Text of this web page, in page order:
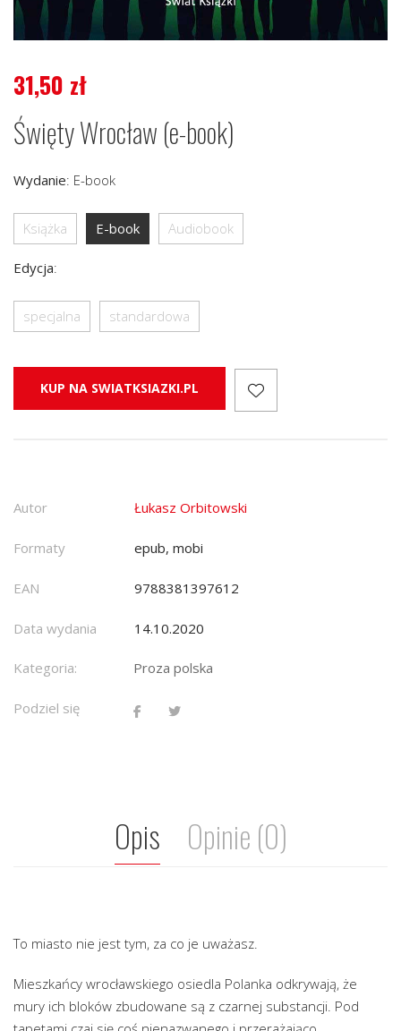
31,50 zł
Święty Wrocław (e-book)
Wydanie: E-book
Książka E-book Audiobook
Edycja:
specjalna standardowa
KUP NA SWIATKSIAZKI.PL
Autor Łukasz Orbitowski
Formaty epub, mobi
EAN 9788381397612
Data wydania 14.10.2020
Kategoria: Proza polska
Podziel się
Opis Opinie (0)
To miasto nie jest tym, za co je uważasz.
Mieszkańcy wrocławskiego osiedla Polanka odkrywają, że
mury ich bloków zbudowane są z czarnej substancji. Pod